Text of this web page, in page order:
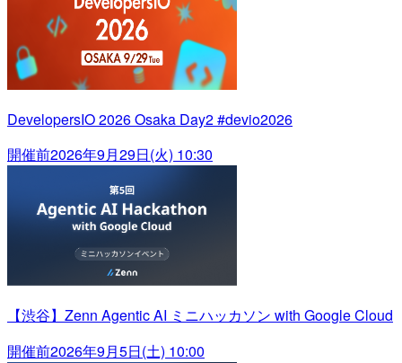
DevelopersIO 2026 Osaka Day2 #devio2026
開催前2026年9月29日(火) 10:30
【渋谷】Zenn Agentic AI ミニハッカソン with Google Cloud
開催前2026年9月5日(土) 10:00